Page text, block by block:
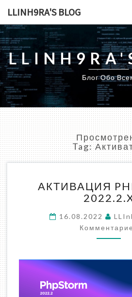
LLINH9RA'S BLOG
Блог Обо
Tag:
АКТИВАЦИЯ
16.08.2022